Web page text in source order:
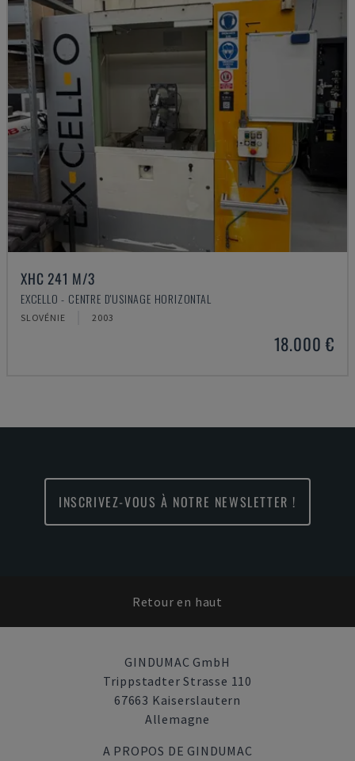
XHC 241 M/3
EXCELLO - CENTRE D'USINAGE HORIZONTAL
SLOVÉNIE 2003
18.000 €
INSCRIVEZ-VOUS À NOTRE NEWSLETTER !
Retour en haut
GINDUMAC GmbH
Trippstadter Strasse 110
67663 Kaiserslautern
Allemagne
A PROPOS DE GINDUMAC